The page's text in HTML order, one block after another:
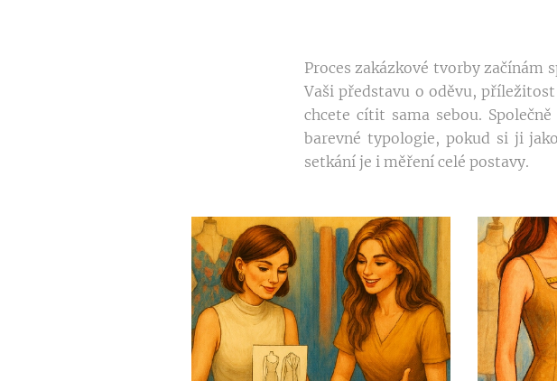
Proces zakázkové tvorby začínám
Vaši představu o oděvu,
chcete cítit sama sebou.
barevné typologie, pokud si ji
setkání je i měření celé postavy.